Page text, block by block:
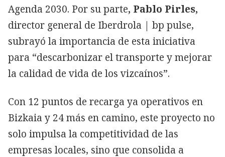
Agenda 2030. Por su parte, Pablo Pirles,
director general de Iberdrola | bp pulse,
subrayó la importancia de esta iniciativa
para “descarbonizar el transporte y mejorar
la calidad de vida de los vizcaínos”.
Con 12 puntos de recarga ya operativos en
Bizkaia y 24 más en camino, este proyecto no
solo impulsa la competitividad de las
empresas locales, sino que consolida a